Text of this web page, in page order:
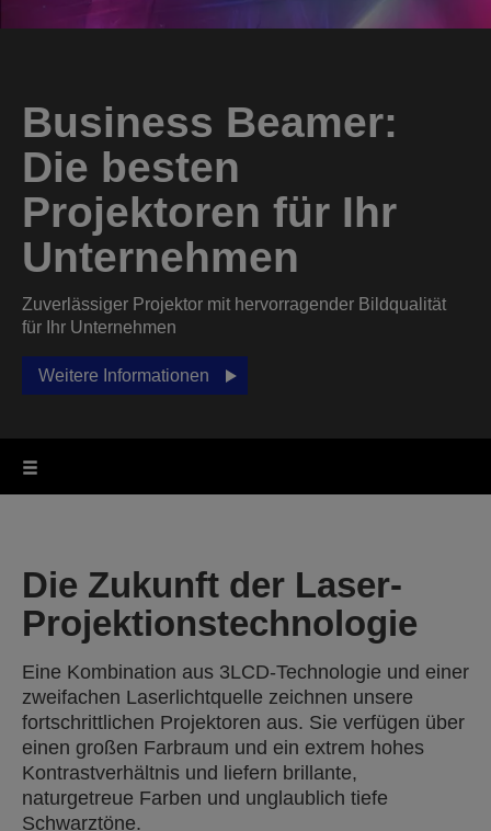
Business Beamer:
Die besten
Projektoren für Ihr
Unternehmen
Zuverlässiger Projektor mit hervorragender Bildqualität
für Ihr Unternehmen
Weitere Informationen
Die Zukunft der Laser-
Projektionstechnologie
Eine Kombination aus 3LCD-Technologie und einer
zweifachen Laserlichtquelle zeichnen unsere
fortschrittlichen Projektoren aus. Sie verfügen über
einen großen Farbraum und ein extrem hohes
Kontrastverhältnis und liefern brillante,
naturgetreue Farben und unglaublich tiefe
Schwarztöne.